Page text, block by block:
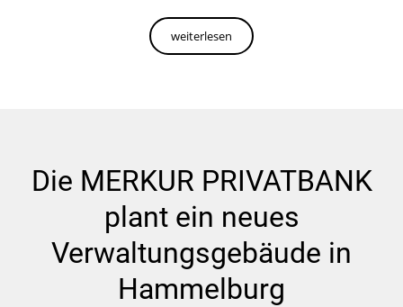
weiterlesen
Die MERKUR PRIVATBANK
plant ein neues
Verwaltungsgebäude in
Hammelburg